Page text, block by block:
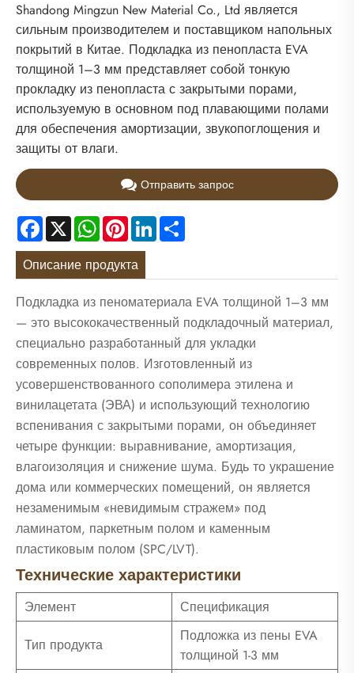
Shandong Mingzun New Material Co., Ltd является
сильным производителем и поставщиком напольных
покрытий в Китае. Подкладка из пенопласта EVA
толщиной 1–3 мм представляет собой тонкую
прокладку из пенопласта с закрытыми порами,
используемую в основном под плавающими полами
для обеспечения амортизации, звукопоглощения и
защиты от влаги.
Отправить запрос
Facebook
X WhatsApp
PinterestLinkedIn
Описание продукта
Подкладка из пеноматериала EVA толщиной 1–3 мм
— это высококачественный подкладочный материал,
специально разработанный для укладки
современных полов. Изготовленный из
усовершенствованного сополимера этилена и
винилацетата (ЭВА) и использующий технологию
вспенивания с закрытыми порами, он объединяет
четыре функции: выравнивание, амортизация,
влагоизоляция и снижение шума. Будь то украшение
дома или коммерческих помещений, он является
незаменимым «невидимым стражем» под
ламинатом, паркетным полом и каменным
пластиковым полом (SPC/LVT).
Технические характеристики
Элемент Спецификация
Тип продукта
Подложка из пены EVA
толщиной 1-3 мм